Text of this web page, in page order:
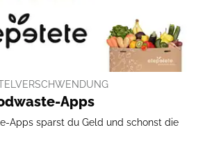
Apps
Apps sparst du Geld und schonst die